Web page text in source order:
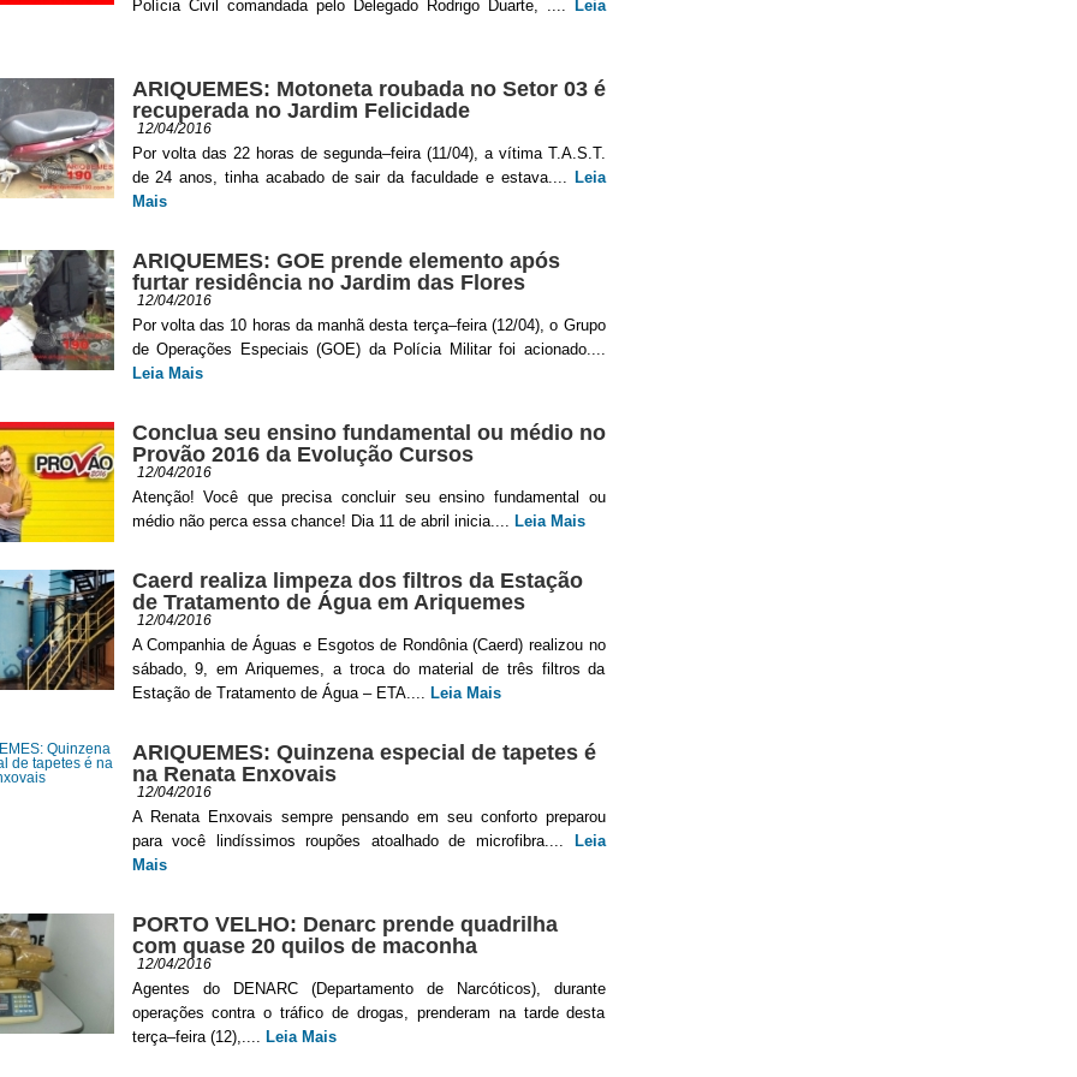
Polícia Civil comandada pelo Delegado Rodrigo Duarte, .... Leia
ARIQUEMES: Motoneta roubada no Setor 03 é
recuperada no Jardim Felicidade
12/04/2016
Por volta das 22 horas de segunda–feira (11/04), a vítima T.A.S.T.
de 24 anos, tinha acabado de sair da faculdade e estava.... Leia
Mais
ARIQUEMES: GOE prende elemento após
furtar residência no Jardim das Flores
12/04/2016
Por volta das 10 horas da manhã desta terça–feira (12/04), o Grupo
de Operações Especiais (GOE) da Polícia Militar foi acionado....
Leia Mais
Conclua seu ensino fundamental ou médio no
Provão 2016 da Evolução Cursos
12/04/2016
Atenção! Você que precisa concluir seu ensino fundamental ou
médio não perca essa chance! Dia 11 de abril inicia.... Leia Mais
Caerd realiza limpeza dos filtros da Estação
de Tratamento de Água em Ariquemes
12/04/2016
A Companhia de Águas e Esgotos de Rondônia (Caerd) realizou no
sábado, 9, em Ariquemes, a troca do material de três filtros da
Estação de Tratamento de Água – ETA.... Leia Mais
ARIQUEMES: Quinzena especial de tapetes é
na Renata Enxovais
12/04/2016
A Renata Enxovais sempre pensando em seu conforto preparou
para você lindíssimos roupões atoalhado de microfibra....
Leia
Mais
PORTO VELHO: Denarc prende quadrilha
com quase 20 quilos de maconha
12/04/2016
Agentes do DENARC (Departamento de Narcóticos), durante
operações contra o tráfico de drogas, prenderam na tarde desta
terça–feira (12),.... Leia Mais